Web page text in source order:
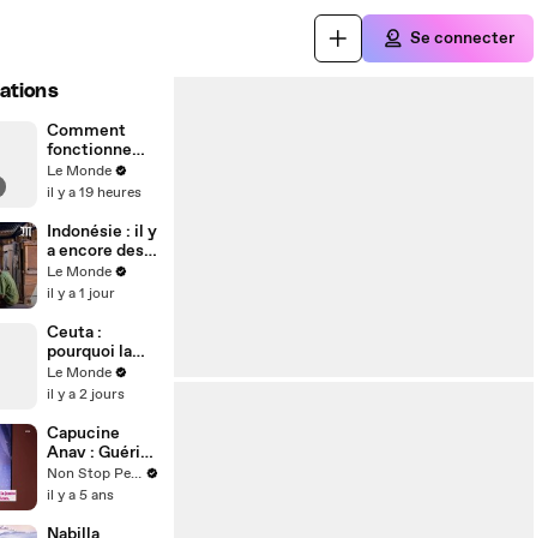
Se connecter
Comment
fonctionne
une éclipse
solaire ?
Le Monde
il y a 19 heures
Indonésie : il y
a encore des
esclaves sur
cette île à
Le Monde
il y a 1 jour
Ceuta :
pourquoi la
crise
migratoire
les relations
diplomatiques
entre le
Maroc et
l’Espagne ?
Le Monde
il y a 2 jours
Capucine
Anav : Guérie
du variant
Delta, elle
nouvelles
Non Stop People
il y a 5 ans